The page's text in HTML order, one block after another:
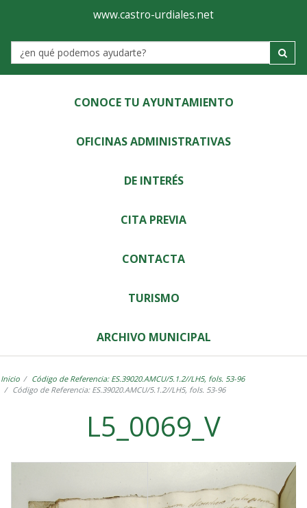
Ayuntamiento
de
Castro-
Urdiales
www.castro-urdiales.net
Label
CONOCE TU AYUNTAMIENTO
OFICINAS ADMINISTRATIVAS
DE INTERÉS
CITA PREVIA
CONTACTA
TURISMO
ARCHIVO MUNICIPAL
Inicio
Código de Referencia: ES.39020.AMCU/5.1.2//LH5, fols. 53-96
Código de Referencia: ES.39020.AMCU/5.1.2//LH5, fols. 53-96
L5_0069_V